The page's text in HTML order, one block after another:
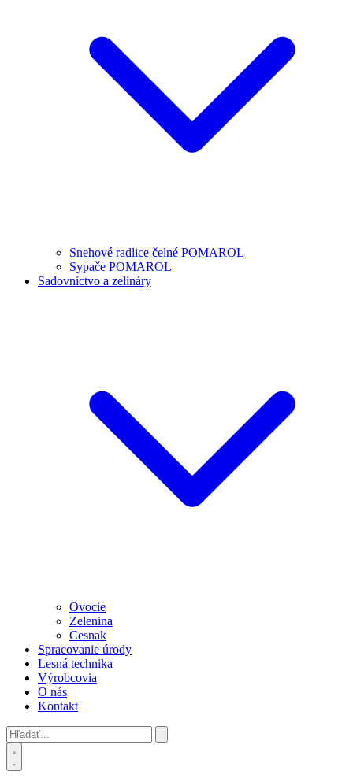
Snehové radlice čelné POMAROL
Sypače POMAROL
Sadovníctvo a zelináry
Ovocie
Zelenina
Cesnak
Spracovanie úrody
Lesná technika
Výrobcovia
O nás
Kontakt